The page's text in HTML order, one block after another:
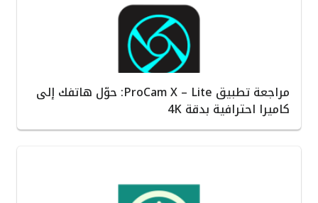
مراجعة تطبيق ProCam X – Lite: حوّل هاتفك إلى
كاميرا احترافية بدقة 4K